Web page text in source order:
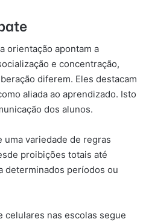
orientação apontam a
e concentração,
diferem. Eles destacam
aliada ao aprendizado. Isto
dos alunos.
variedade de regras
proibições totais até
determinados períodos ou
celulares nas escolas segue